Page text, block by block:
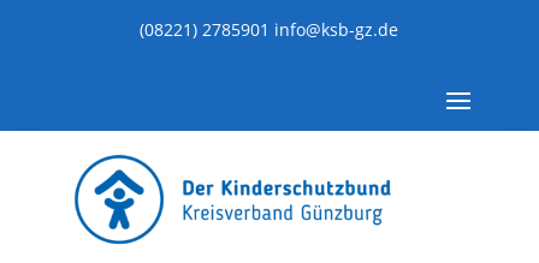
(08221) 2785901 info@ksb-gz.de